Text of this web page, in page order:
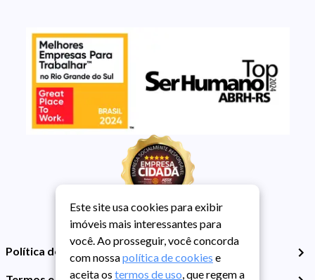
Política de Privacidade
Este site usa cookies para exibir
imóveis mais interessantes para
você. Ao prosseguir, você concorda
com nossapolítica de cookies e
aceita os termos de uso, que regem a